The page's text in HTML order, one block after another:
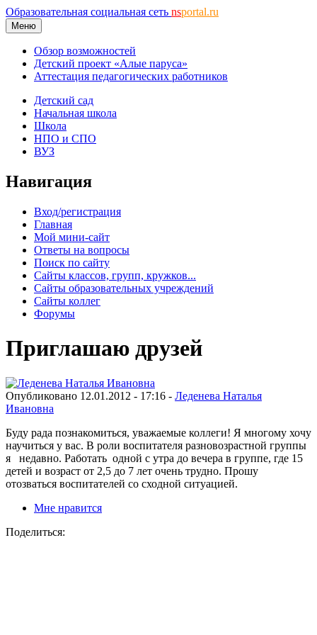
Образовательная социальная сеть nsportal.ru
Меню
Обзор возможностей
Детский проект «Алые паруса»
Аттестация педагогических работников
Детский сад
Начальная школа
Школа
НПО и СПО
ВУЗ
Навигация
Вход/регистрация
Главная
Мой мини-сайт
Ответы на вопросы
Поиск по сайту
Сайты классов, групп, кружков...
Сайты образовательных учреждений
Сайты коллег
Форумы
Приглашаю друзей
Опубликовано 12.01.2012 - 17:16 - Леденева Наталья
Ивановна
Буду рада познакомиться, уважаемые коллеги! Я многому хочу
научиться у вас. В роли воспитателя разновозрастной группы
я недавно. Работать одной с утра до вечера в группе, где 15
детей и возраст от 2,5 до 7 лет очень трудно. Прошу
отозваться воспитателей со сходной ситуацией.
Мне нравится
Поделиться: